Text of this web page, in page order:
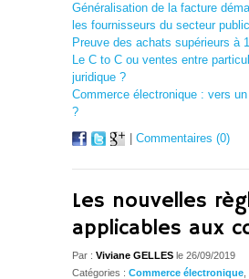
Généralisation de la facture
les fournisseurs du secteur public
Preuve des achats supérieurs à
Le C to C ou ventes entre
juridique ?
Commerce électronique : vers
?
Commentaires (0)
Les nouvelles
applicables aux
Par : Viviane GELLES le 26/09/2019
Catégories : Commerce électronique